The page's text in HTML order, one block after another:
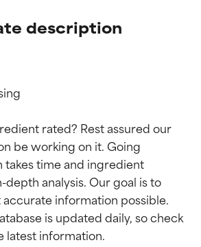
description
rated? Rest assured our
be working on it. Going
time and ingredient
analysis. Our goal is to
information possible.
is updated daily, so check
degli
degli